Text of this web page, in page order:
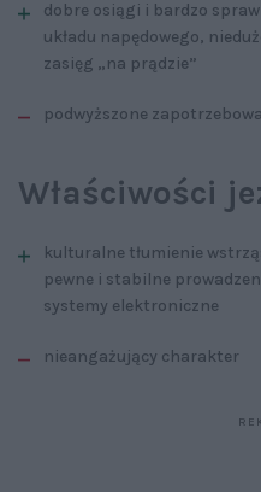
dobre osiągi i bardzo
układu napędowego,
zasięg „na prądzie”
podwyższone
Właściwości
kulturalne tłumienie
pewne i stabilne
systemy elektroniczne
nieangażujący charakter